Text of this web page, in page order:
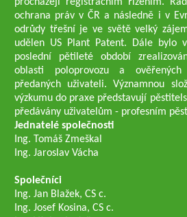
ochrana práv v ČR a následně i v
odrůdy třešní je ve světě velký
udělen US Plant Patent. Dále bylo
poslední pětileté období
oblasti poloprovozu a ověřených
předaných uživateli. Významnou
výzkumu do praxe představují
předávány uživatelům - profesním
Jednatelé společnosti
Ing. Tomáš Zmeškal
Ing. Jaroslav Vácha
Společníci
Ing. Jan Blažek, CS c.
Ing. Josef Kosina, CS c.